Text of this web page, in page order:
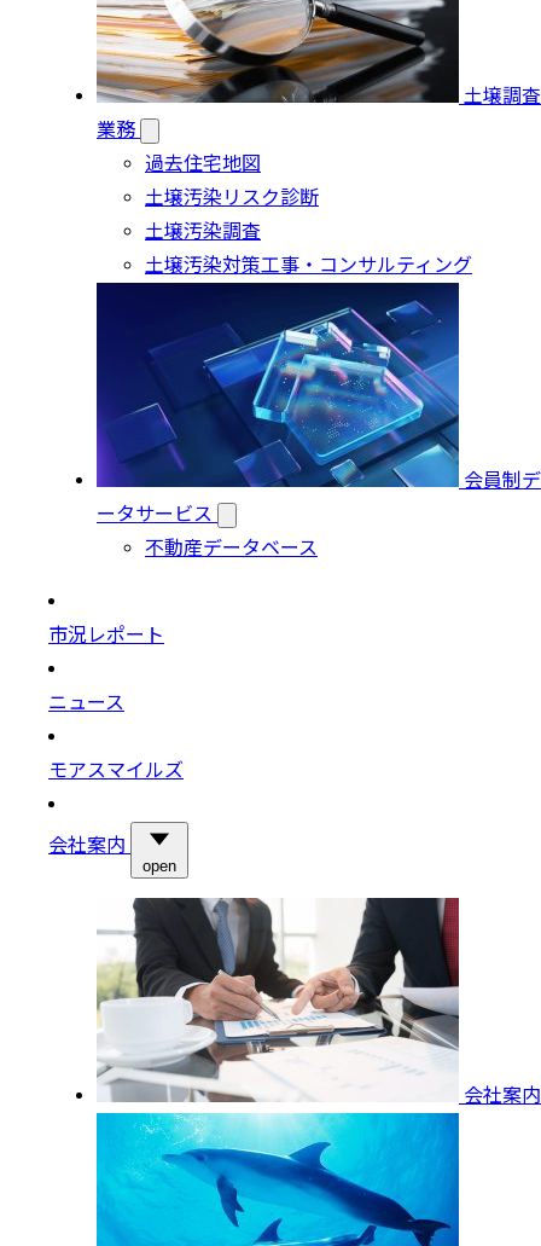
土壌調査
業務
過去住宅地図
土壌汚染リスク診断
土壌汚染調査
土壌汚染対策工事・コンサルティング
会員制デ
ータサービス
不動産データベース
市況レポート
ニュース
モアスマイルズ
会社案内
open
会社案内